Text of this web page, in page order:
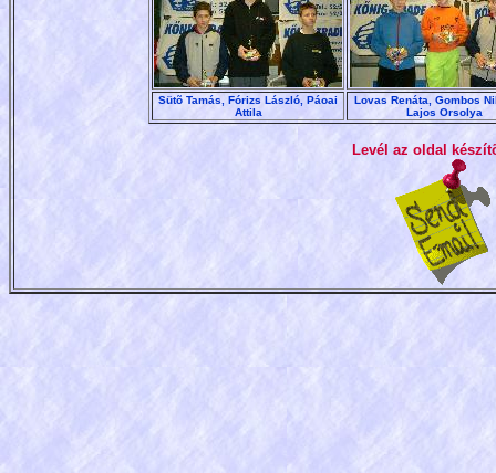
Sütõ Tamás, Fórizs László, Páoai
Attila
Lovas Renáta, Gombos
Lajos Orsolya
Levél az oldal